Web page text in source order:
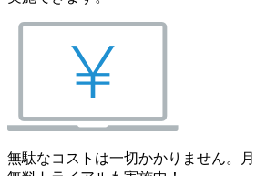
無駄なコストは一切かかりません。月